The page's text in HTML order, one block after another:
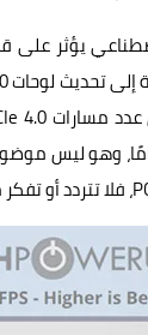
يؤثر